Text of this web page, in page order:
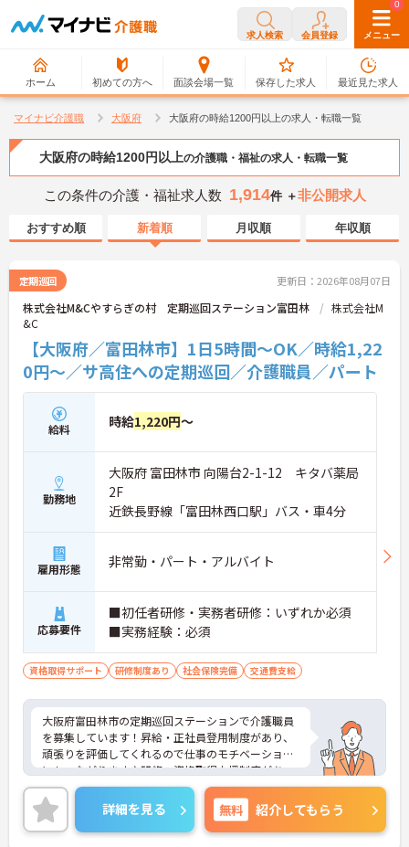
求人検索 会員登録 メニュー
ホーム 初めての方へ 面談会場一覧
0
保存した求人
0
最近見た求人
マイナビ介護職 大阪府 大阪府の時給1200円以上の求人・転職一覧
大阪府の時給1200円以上の介護職・福祉の求人・転職一覧
この条件の介護・福祉求人数 1,914件 ＋非公開求人
おすすめ順 新着順 月収順 年収順
定期巡回 更新日：2026年08月07日
株式会社M&Cやすらぎの村 定期巡回ステーション富田林
株式会社M
&C
【大阪府／富田林市】1日5時間～OK／時給1,22
0円～／サ高住への定期巡回／介護職員／パート
給料 時給1,220円～
勤務地
大阪府 富田林市 向陽台2-1-12 キタバ薬局
2F
近鉄長野線「富田林西口駅」バス・車4分
雇用形態 非常勤・パート・アルバイト
応募要件
■初任者研修・実務者研修：いずれか必須
■実務経験：必須
資格取得サポート 研修制度あり 社会保険完備 交通費支給
大阪府富田林市の定期巡回ステーションで介護職員
を募集しています！昇給・正社員登用制度があり、
頑張りを評価してくれるので仕事のモチベーション
にもつながります♪研修・資格取得支援制度があ
り、働きながらスキルアップができるのも嬉しいポ
イントです◎ご興味のある方は、面接のポイントを
お伝えしますのでお気軽にご連絡ください！
詳細を見る 無料 紹介してもらう